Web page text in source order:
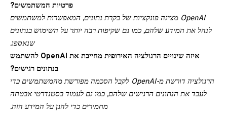
פרטיות המשתמשים?
OpenAI מציגה פונקציות של בקרת נתונים, המאפשרות למשתמשים
לנהל את המידע שלהם, כמו גם שקיפות רבה יותר על השימוש בנתונים
שנאספו.
איזה שינויים הרגולציה האירופית מחייבת את OpenAI להשתמש
בנתונים רגישים?
הרגולציה דורשת מ-OpenAI לקבל הסכמה מפורשת מהמשתמשים כדי
לעבד את הנתונים הרגישים שלהם, כמו גם לעמוד בסטנדרטי אבטחה
מחמירים כדי להגן על המידע הזה.